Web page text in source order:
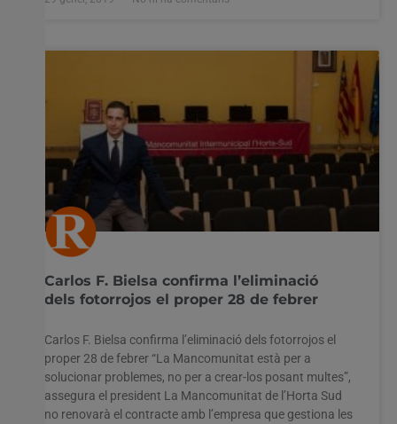
Carlos F. Bielsa confirma l’eliminació
dels fotorrojos el proper 28 de febrer
Carlos F. Bielsa confirma l’eliminació dels fotorrojos el
proper 28 de febrer “La Mancomunitat està per a
solucionar problemes, no per a crear-los posant multes”,
assegura el president La Mancomunitat de l’Horta Sud
no renovarà el contracte amb l’empresa que gestiona les